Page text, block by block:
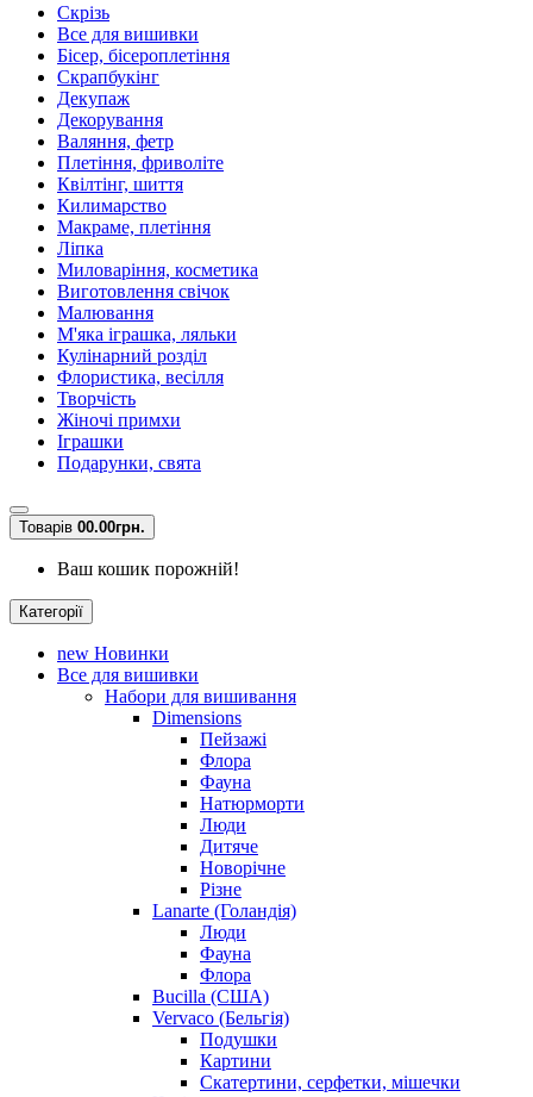
Скрізь
Все для вишивки
Бісер, бісероплетіння
Скрапбукінг
Декупаж
Декорування
Валяння, фетр
Плетіння, фриволіте
Квілтінг, шиття
Килимарство
Макраме, плетіння
Ліпка
Миловаріння, косметика
Виготовлення свічок
Малювання
М'яка іграшка, ляльки
Кулінарний розділ
Флористика, весілля
Творчість
Жіночі примхи
Іграшки
Подарунки, свята
Товарів 00.00грн.
Ваш кошик порожній!
Категорії
new Новинки
Все для вишивки
Набори для вишивання
Dimensions
Пейзажі
Флора
Фауна
Натюрморти
Люди
Дитяче
Новорічне
Різне
Lanarte (Голандія)
Люди
Фауна
Флора
Bucilla (США)
Vervaco (Бельгія)
Подушки
Картини
Скатертини, серфетки, мішечки